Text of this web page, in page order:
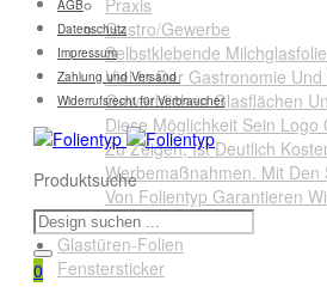
Praxis
Gastro/Gewerbe
Selbstklebende
Viel In Der Gastronomie
Gewerblichen Glasflächen
Diese Möglichkeit Sein
Zu Zeigen, Ist Deutlich
Werbemaßnahmen. Mit Den
Von Folientyp Garantieren
Lebensdauer.
Glastüren-Folien
Fenstersticker
AGB
Datenschutz
Impressum
Zahlung und Versand
Widerrufsrecht für Verbraucher
Produktsuche
0